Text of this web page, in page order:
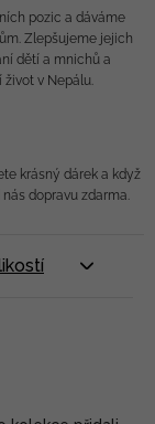
pozic a dáváme
Zlepšujeme jejich
dětí a mnichů a
v Nepálu.
krásný dárek a když
dopravu zdarma.